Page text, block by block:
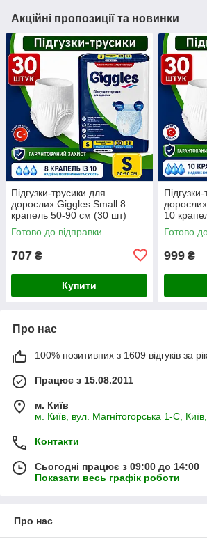
Акційні пропозиції та новинки
Підгузки-трусики для
дорослих Giggles Small 8
крапель 50-90 см (30 шт)
Готово до відправки
707 ₴
Купити
10
шт)
Готово
999 ₴
Про нас
100% позитивних з 1609 відгуків за рік
Працює з 15.08.2011
м. Київ
м. Київ, вул. Магнітогорська 1-С,
Контакти
Сьогодні працює з 09:00 до 14:00
Показати весь графік роботи
Про нас